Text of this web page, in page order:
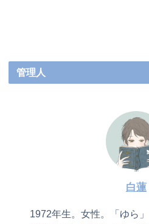
管理人
白蓮
1972年生。女性。「ゆら